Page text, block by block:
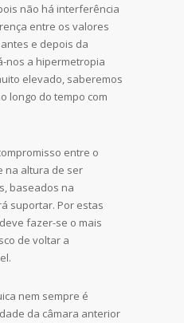
não há interferência
entre os valores
e depois da
nos a hipermetropia
elevado, saberemos
longo do tempo com
entre o
na altura de ser
baseados na
suportar. Por estas
fazer-se o mais
de voltar a
nem sempre é
da câmara anterior